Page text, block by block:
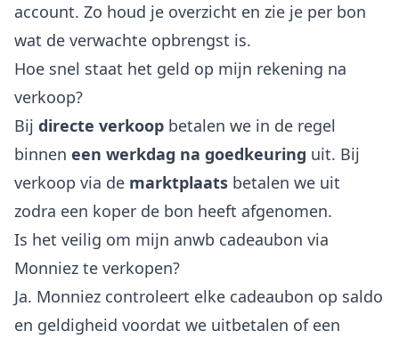
account. Zo houd je overzicht en zie je per bon
wat de verwachte opbrengst is.
Hoe snel staat het geld op mijn rekening na
verkoop?
Bij directe verkoop betalen we in de regel
binnen een werkdag na goedkeuring uit. Bij
verkoop via de marktplaats betalen we uit
zodra een koper de bon heeft afgenomen.
Is het veilig om mijn anwb cadeaubon via
Monniez te verkopen?
Ja. Monniez controleert elke cadeaubon op saldo
en geldigheid voordat we uitbetalen of een